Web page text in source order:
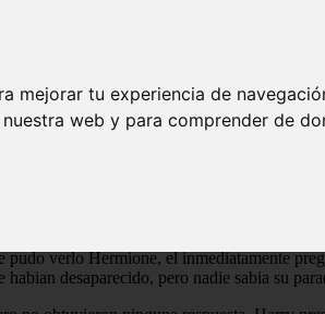
mejorar tu experiencia de
web y para comprender de
todos los tiempos, Harry Potter lo habia
por poco mas de seis meses,
mejorado, y por dos semanas se encontro
solo habia vacas y ovejas pastando.
decia EN RENTA. Busco en el
Delacour. Incluso contacto gente de
verlo Hermione, el inmediatamente
desaparecido, pero nadie sabia su